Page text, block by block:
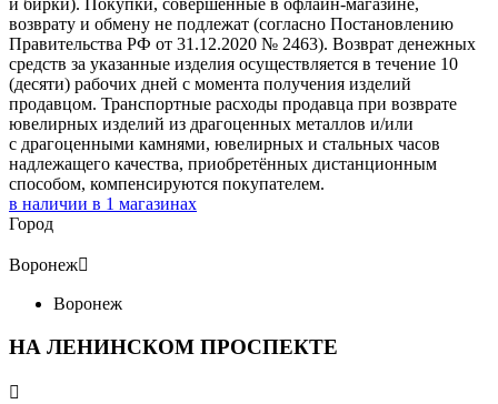
возврату и обмену не подлежат (согласно Постановлению
Правительства РФ от 31.12.2020 № 2463). Возврат денежных
средств за указанные изделия осуществляется в течение 10
(десяти) рабочих дней с момента получения изделий
продавцом. Транспортные расходы продавца при возврате
ювелирных изделий из драгоценных металлов и/или
с драгоценными камнями, ювелирных и стальных часов
надлежащего качества, приобретённых дистанционным
способом, компенсируются покупателем.
в наличии в 1 магазинах
Город
Воронеж
Воронеж
НА ЛЕНИНСКОМ ПРОСПЕКТЕ
